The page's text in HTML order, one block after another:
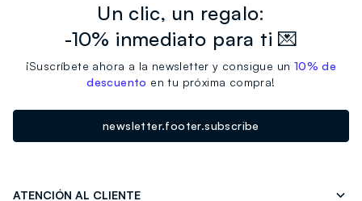
Un clic, un regalo:
-10% inmediato para ti 💌
¡Suscríbete ahora a la newsletter y consigue un 10% de
descuento en tu próxima compra!
newsletter.footer.subscribe
ATENCIÓN AL CLIENTE